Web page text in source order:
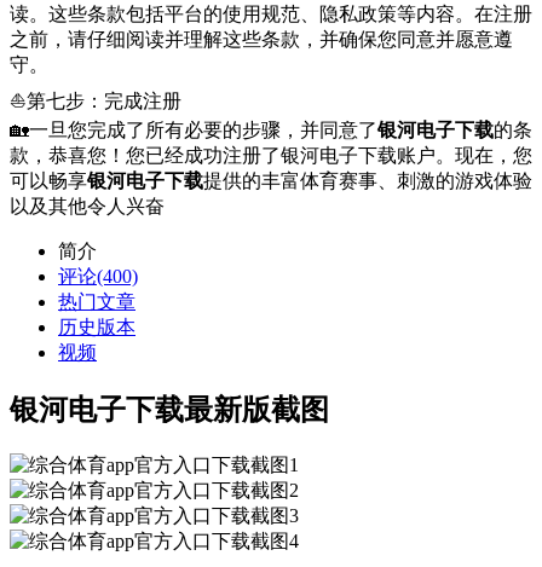
读。这些条款包括平台的使用规范、隐私政策等内容。在注册
之前，请仔细阅读并理解这些条款，并确保您同意并愿意遵
守。
⛵️第七步：完成注册
🏡一旦您完成了所有必要的步骤，并同意了银河电子下载的条
款，恭喜您！您已经成功注册了银河电子下载账户。现在，您
可以畅享银河电子下载提供的丰富体育赛事、刺激的游戏体验
以及其他令人兴奋
简介
评论(400)
热门文章
历史版本
视频
银河电子下载最新版截图